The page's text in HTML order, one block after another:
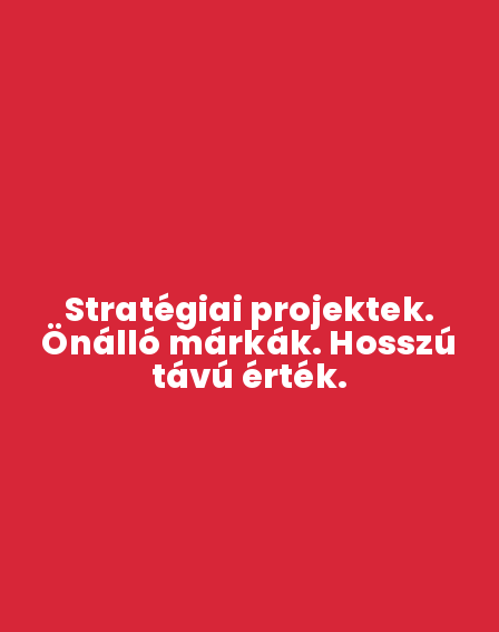
Stratégiai projektek.
Önálló márkák. Hosszú
távú érték.